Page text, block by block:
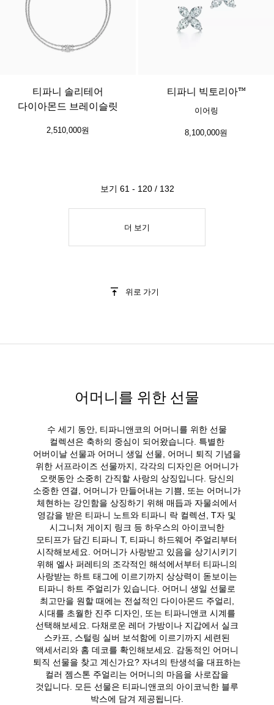
티파니 솔리테어
다이아몬드 브레이슬릿
2,510,000원
티파니 빅토리아™
이어링
8,100,000원
더 보기
보기 61 - 120 / 132
위로 가기
어머니를 위한 선물
수 세기 동안, 티파니앤코의 어머니를 위한 선물
컬렉션은 축하의 중심이 되어왔습니다. 특별한
어버이날 선물과 어머니 생일 선물, 어머니 퇴직 기념을
위한 서프라이즈 선물까지, 각각의 디자인은 어머니가
오랫동안 소중히 간직할 사랑의 상징입니다. 당신의
소중한 연결, 어머니가 만들어내는 기쁨, 또는 어머니가
체현하는 강인함을 상징하기 위해 매듭과 자물쇠에서
영감을 받은 티파니 노트와 티파니 락 컬렉션, T자 및
시그니처 게이지 링크 등 하우스의 아이코닉한
모티프가 담긴 티파니 T, 티파니 하드웨어 주얼리부터
시작해보세요. 어머니가 사랑받고 있음을 상기시키기
위해 엘사 퍼레티의 조각적인 해석에서부터 티파니의
사랑받는 하트 태그에 이르기까지 상상력이 돋보이는
티파니 하트 주얼리가 있습니다. 어머니 생일 선물로
최고만을 원할 때에는 전설적인 다이아몬드 주얼리,
시대를 초월한 진주 디자인, 또는 티파니앤코 시계를
선택해보세요. 다채로운 레더 가방이나 지갑에서 실크
스카프, 스털링 실버 보석함에 이르기까지 세련된
액세서리와 홈 데코를 확인해보세요. 감동적인 어머니
퇴직 선물을 찾고 계신가요? 자녀의 탄생석을 대표하는
컬러 젬스톤 주얼리는 어머니의 마음을 사로잡을
것입니다. 모든 선물은 티파니앤코의 아이코닉한 블루
박스에 담겨 제공됩니다.